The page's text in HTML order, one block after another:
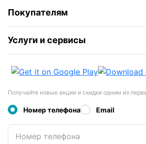
Покупателям
Услуги и сервисы
Получайте новые акции и скидки одним из
Номер телефона Email
Номер телефона